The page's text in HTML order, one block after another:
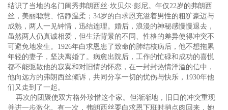
结识了当地的名门闺秀弗朗西丝·坎贝尔·彭尼。年仅22岁的弗朗西
丝，美丽聪慧、恬静温柔；34岁的白求恩充溢着男性的粗犷豪迈与
成熟，两人一见钟情，迅结连理。婚后，浪漫的神秘感慢慢退去，
虽然两人仍真诚相爱，但生活背景的不同、性格的差异使得冲突不
可避免地发生。1926年白求恩患了致命的肺结核病后，他不想拖累
年轻的妻子，坚决离婚了。病愈出院后，工作的忙碌和成功的喜悦
都不能驱散他的寂寞和对旧情的怀恋，在一封封热情洋溢的信中，
他向远方的弗朗西丝倾诉，共同分享一切的忧伤与快乐，1930年他
们又走到了一起。
再次的团聚使双方格外珍惜这个家。但渐渐地，旧日的冲突重现
并进一步激化。有一次，弗朗西丝要白求恩下班时捎点肉回来，她